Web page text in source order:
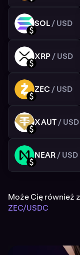
SOL
USD
SOL/ USD
XRP
USD
XRP/ USD
ZEC
USD
ZEC / USD
XAUT
USD
XAUT/ USD
NEAR
USD
NEAR/ USD
Może Cię również
ZEC/USDC